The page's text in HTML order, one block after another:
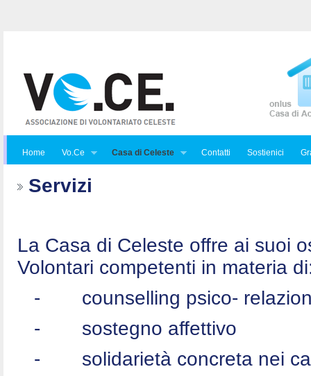
Home Vo.Ce Casa di Celeste Contatti Sostienici
Servizi
La Casa di Celeste offre ai suoi
Volontari competenti in materia
-
counselling psico-
-
sostegno affettivo
-
solidarietà concreta nei